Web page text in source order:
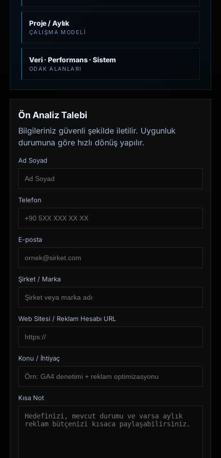
Proje / Aylık
ÇALIŞMA MODELI
Veri · Performans · Sistem
ODAK ALANLARI
Ön Analiz Talebi
Bilgileriniz güvenli şekilde iletilir. Uygunluk
durumuna göre hızlı dönüş yapılır.
Ad Soyad
Telefon
E-posta
Şirket / Marka
Web Sitesi / Reklam Hesabı URL
Konu / İhtiyaç
Kısa Not